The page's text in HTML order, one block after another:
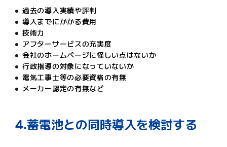
過去の導入実績や評判
導入までにかかる費用
技術力
アフターサービスの充実度
会社のホームページに怪しい点はないか
行政指導の対象になっていないか
電気工事士等の必要資格の有無
メーカー認定の有無など
4.蓄電池との同時導入を検討する